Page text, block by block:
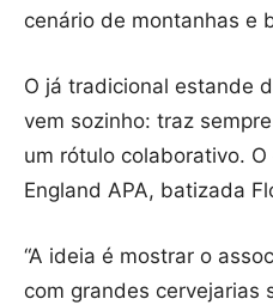
cenário de montanhas e
O já tradicional estande
vem sozinho: traz
um rótulo colaborativo.
England APA, batizada
“A ideia é mostrar o
com grandes cervejarias